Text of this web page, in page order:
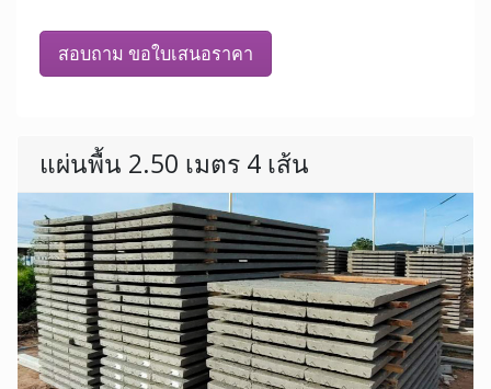
สอบถาม ขอใบเสนอราคา
แผ่นพื้น 2.50 เมตร 4 เส้น